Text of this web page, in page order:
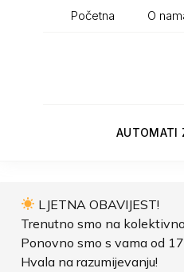
Početna O
AUTOMATI
LJETNA OBAVIJEST!
Trenutno smo na
Ponovno smo s vama od
Hvala na razumijevanju!